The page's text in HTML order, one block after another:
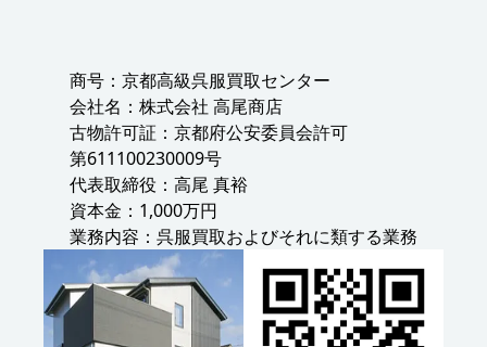
商号：京都高級呉服買取センター
会社名：株式会社 高尾商店
古物許可証：京都府公安委員会許可
第611100230009号
代表取締役：高尾 真裕
資本金：1,000万円
業務内容：呉服買取およびそれに類する業務